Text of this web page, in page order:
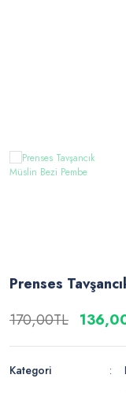
Prenses
170,00TL
Kategori